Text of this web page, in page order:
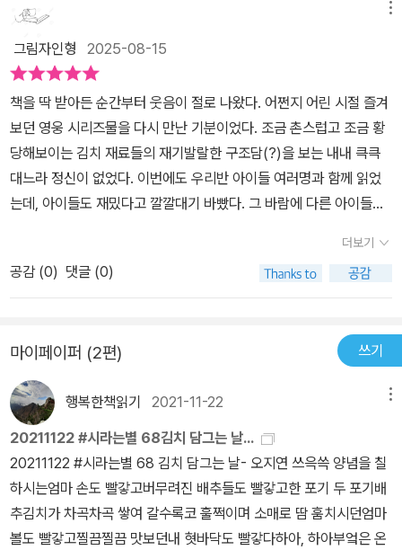
고 가위바위보를 했습니다.서로 안보여준다고 떨어져 앉아 손으로 가
나왔었다고 오징어도 말하고 고기도 김치에 들어간다고 하니.. 유주
가 어떻게 김치에 고기를 넣냐고 반박하기도 했습니다.(저희는 시댁
이랑 친정이 모두 전라도라 김장철엔 액젓이 들어간 배추김치, 고들
빼기, 파김치, 무김치와 동치미를 담그기 때문에 고기나 오징어가 들
어간 김치는 텔레비젼으로만 보았거든요.) 셋이서 가위바위보를 해서
규현-엄마-유주 순서로 재료를 대며 동그라미를 쳤는데.. 가만 보니
유주가 먼저 석 줄이 다 되더라구요.빙고를 외칠 기미가 없는 유주..
눈으로 찡긋!! 유주가 빙고를 외쳤습니다.유주 것이 가로 세로 석줄이
다 하고 보니 엄마도 석 줄 완성..규현이는 마지막 줄에 연근, 오이, 당
적다가 생각이 안난다고 해 잠깐 책보기 타임을 갖고 쓰게 했어요.번
갈아 김치 이름을 대고 확인해보니 셋 다 석줄이 그어져 동점 화이팅
으로 마무리하고..지는 사람이 엉덩이로 이름을 쓰기로 했는데 둘 다
이름을 적는다고 한바탕 궁둥이 좀 씰룩거렸어요.2. 기억에 남는 그
림과 독서 다행시 짓기이 책에 등장하는 김치 특공대의 그림이 재미
있어서 아이들이 더 이야기하며 본 페이지들이 있어요.아이들에게 맘
에 드는 김치 특공대의 대원을 골라 그려보자 했더니 규현이는 고추
대원을 유주는 파 대원을 골랐습니다.책을 보며 그림을 그리는데 유
주가 옆에 있던 마늘과 생강 대원을 그려넣겠다 해서 규현이에게도
웃음이 난다.
서 정말 다른 거 하나도 안 넣고 김치와 부침가루만 섞어서 김치 부침
개를 만들어 두 개씩이나 맛있게 먹는다. 불 위에서 익히는 부분만 조
금 도와주고 나머지는 모두 딸아이가 했는데, 이 일로 요리에 자신감
도 붙었는지 다음번에도 자기만 믿으라고 큰소리친다. 덕분에 우리
가족 모두 저녁은 김치 부침개로 해결해서 일석이조의 효과를 거뒀
다. ^^
고 ... 그러다가도 아삭함을 느낄수 없어 절여먹는 방식을 깨우친 우리
선조들의 지혜도 덤으로 담겨져 있고 그렇게 김치의 성장과정이 담겨
져 있어서 아이들이 자연스럽게 김치의 유례에 대해서 알아가는 시간
을 가질수 있어서 좋다... 그런데 그런 김치가 영양덩어리라고 하니 오
늘 엄마가 감기기운에 간식을 못 만들어주고 통닭한마리 덜렁 식탁에
올려놓고서 침대에 오래토록 자리 보존 하고 있었는데 원래 소윤이와
소희라면 금새 뚝딱 해치웠을 것인데 몇개 먹지 않고 고스란히 남아
있길래 왜 맛이 없어? 라고 물어봤더니만.. 김치특공대에서 그러는데
나 뭐래나... 하여간 지금은 다 식어버린 통닭이 식탁에 자리 잡고 있
고 김치랑.. 감자볶음,무우말랭이,콩나물로 차려준 밥상만 깨끗하게
다 비웠다.. ㅎ늘 그렇지만 엄마의 열번 잔소리보다 책 한권 바지런히
다고 말하는 건 아닌지 너에게 김치특공대에 대한 퀴즈를 내겠다며
엄마가 몇가지 문제를 내어본다.. 소윤이는 거침없이 하나 하나 답을
써내려가면서.. 봐봐.. 내가 다 알지 하면서 의기양양해진다. 몸에 이
로운 영양분이 많이 들어있는 김치를 제대로 잘 섭취하면 그게 바로
내 몸에 김치특공대를 살게 하는거라고 말했더니만.. 그래도 김치특
공대가 실제로 있었으면 좋겠다고 아쉬음을 드러내면서 잠자리로 드
는 녀석.. 아직은 어린가보다... ㅎㅎ 오랜만에 아이와 대화도 마니 나
누고 즐거운 시간을 가져보는 것 같다.
김치에 관련된 그림책을 찾다보니 김치 담그는 날에 대한 책을 몇권
도와줄 책이 있을까!! 그런 고민을 하더 중에 만난 따끈한 신간 <김
치 특공대> 표지가 풍기는 포스가 남다르다. 고무장갑끼고 눈에서
불이 나는 안경을 쓰고 슈퍼맨처럼 망또를 쓰고 어디론가 날아가는
김치! 그 옆에서 함께 멋진 자태를 뽑내고 있는 생강,파, 고추, 젓갈까
지 예사롭지 않는 표지 그림에 오호~ 우리 둘째도 읽어달라고 달려든
다. 김치의 시작을 알리는 영화자막을 열심히 읽는데 우리 둘째 다음
장으로 휙 넘긴다. 옆에서 끝까지 읽을 수 있을까 걱정했는데 다행히
다음페이지부터 주인공등장~~ 아이의 눈이 호기심으로 반짝인다.
김치에 들어가는 재료들이 모두 모여서 영화를 보는 중간에 서로 자
자기 자랑에 열중하는 모습이 꼭 우리아이를 보는 듯해서 갑자기 우
리 첫째 아이의 얼굴을 슬쩍보게 된다. 내 속마음을 알려나~ 유령같
이 생긴 소금, 천일염을 간식으로 천연덕스럽게 먹고있는 배추와 젓
갈, 울퉁불퉁한 몸매를 자랑하는 마늘, 입에서 불을 뿜으며 발차기를
날리는 고추 ...모두 개성있는 모습이다. 한참 자랑하는 녀석들에 빠
져있는 사이 들려오는 구조요청! 김치 재료에게 무슨 구조요청?? 하
여간 구조요청하면서 변신하는 모습 재미있다. 배추와 소금이 가장
먼저 합체해서 절인배추 완성! 다른 재료들이 변신해서 김칫소 준비
완료! 마지막 합체인 절인배추, 김칫소 합체 드디어 배추김치로 변신
그림자인형 2025-08-15
책을 딱 받아든 순간부터 웃음이 절로 나왔다. 어쩐지 어린 시절 즐겨
보던 영웅 시리즈물을 다시 만난 기분이었다. 조금 촌스럽고 조금 황
당해보이는 김치 재료들의 재기발랄한 구조담(?)을 보는 내내 큭큭
대느라 정신이 없었다. 이번에도 우리반 아이들 여러명과 함께 읽었
는데, 아이들도 재밌다고 깔깔대기 바빴다. 그 바람에 다른 아이들한
달라 한다. 읽으면서 어찌나 말들이 많은지. 일일이 그림에 손을 짚어
가며 생강은 어쩌고, 배추는 저쩌고... '나는 무슨 김치가 좋던데'하면
서 즐겁게 읽었다. 변신 영웅 이야기에서 합체하는 장면은 빼놓을 수
척 해결해주는 김치특공대의 활약을 보고 있노라면 김치를 싫어하던
아이도 생각을 바꾸지 않을까 싶다. 우리반 아이들은 대체로 김치를
즐겨먹는 편이라 잔소리를 안하긴 하지만, 간혹 김치를 전혀 손에 안
대거나 작은 조각 하나 먹으면서 호들갑을 떠는 친구들이 있다. 김치
가 몸에 좋다고 그저 말로만 강조하는 것보다 이런 그림책 함께 보면
되겠다. 그림도 재밌고, 이야기도 재밌다. 그러니 기꺼이 강.력.추.천!
하는 바 일단 읽어보자~2011.12.6.
더보기
공감 (0) 댓글 (0)
마이페이퍼 (2편) 쓰기
행복한책읽기 2021-11-22
20211122 #시라는별 68김치 담그는 날...
20211122 #시라는별 68 김치 담그는 날- 오지연 ​​쓰윽쓱 양념을 칠
하시는​엄마 손도 빨갛고​버무려진 배추들도 빨갛고​​한 포기 두 포기​배
추김치가 차곡차곡 쌓여 갈수록​코 훌쩍이며 소매로 땀 훔치시던​엄마
볼도 빨갛고​찔끔찔끔 맛보던​내 혓바닥도 빨갛다​​​하아, 하아​부엌은 온